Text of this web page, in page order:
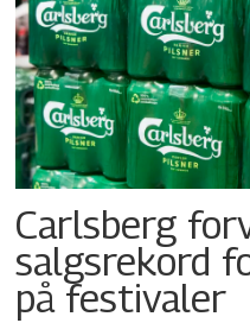
Carlsberg
salgsrekord
på festivaler